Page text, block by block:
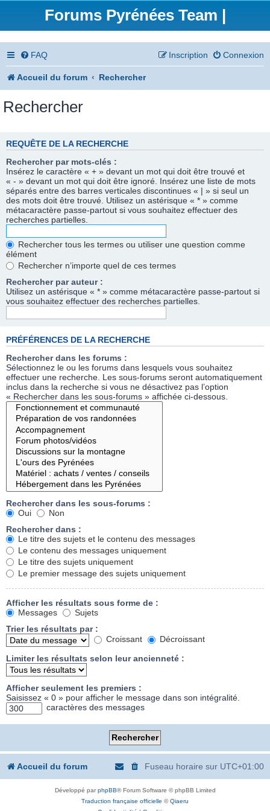
Forums Pyrénées Team |
FAQ Connexion
Inscription
Accueil du forum Rechercher
Rechercher
REQUÊTE DE LA RECHERCHE
Rechercher par mots-clés :
Insérez le caractère « + » devant un mot qui doit être trouvé et
« - » devant un mot qui doit être ignoré. Insérez une liste de mots
séparés entre des barres verticales discontinues « | » si seul un
des mots doit être trouvé. Utilisez un astérisque « * » comme
métacaractère passe-partout si vous souhaitez effectuer des
recherches partielles.
Rechercher tous les termes ou utiliser une question comme
élément
Rechercher n’importe quel de ces termes
Rechercher par auteur :
Utilisez un astérisque « * » comme métacaractère passe-partout si
vous souhaitez effectuer des recherches partielles.
PRÉFÉRENCES DE LA RECHERCHE
Rechercher dans les forums :
Sélectionnez le ou les forums dans lesquels vous souhaitez
effectuer une recherche. Les sous-forums seront automatiquement
inclus dans la recherche si vous ne désactivez pas l’option
« Rechercher dans les sous-forums » affichée ci-dessous.
Rechercher dans les sous-forums :
Oui
Non
Rechercher dans :
Le titre des sujets et le contenu des messages
Le contenu des messages uniquement
Le titre des sujets uniquement
Le premier message des sujets uniquement
Afficher les résultats sous forme de :
Messages
Sujets
Trier les résultats par :
Croissant
Décroissant
Limiter les résultats selon leur ancienneté :
Afficher seulement les premiers :
Saisissez « 0 » pour afficher le message dans son intégralité.
caractères des messages
Accueil du forum Fuseau horaire sur UTC+01:00
Développé parphpBB® Forum Software © phpBB Limited
Traduction française officielle ©Qiaeru